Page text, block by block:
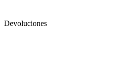
Devoluciones